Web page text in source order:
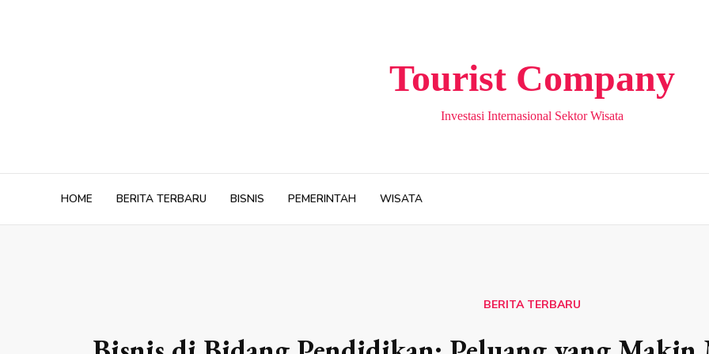
Tourist Company
Investasi Internasional Sektor Wisata
HOME BERITA TERBARU BISNIS PEMERINTAH WISATA
BERITA TERBARU